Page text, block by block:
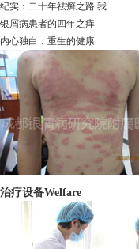
纪实：二十年祛癣之路 我
银屑病患者的四年之痒
内心独白：重生的健康
治疗设备Welfare